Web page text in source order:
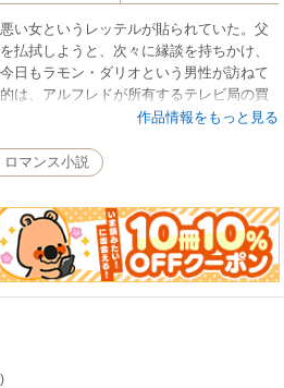
い女というレッテルが貼られていた。父
払拭しようと、次々に縁談を持ちかけ、
日もラモン・ダリオという男性が訪ねて
は、アルフレドが所有するテレビ局の買
、エストレーリャとの結婚だ。父親に促
ものようにノーと答えるために……。だ
言葉だった。★今月スタートの二部作
-２０５３「十二カ月の恋人」の関連作で
で発表された作品「知らぬまに結婚」も
。アルコラール家の一員アレックスがヒ
作品情報をもっと見る
ロマンス小説